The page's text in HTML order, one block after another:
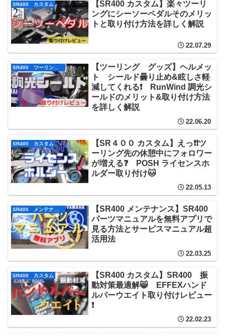
SR400 カスタム
【SR400 カスタム】楽々ツーリ
ングにシーソーペダルそのメリッ
トと取り付け方法を詳しく解説
22.07.29
【ツーリング グッズ】ヘルメッ
ト シールド曇り止め&眩しさ軽
減してくれる❗ RunWind 調光シ
ールドのメリット&取り付け方法
を詳しく解説
22.06.20
SR400 カスタム
【SR４００ カスタム】えっ❗❗ツ
ーリング先の休憩中にフォロワー
が増える❓ POSH ライセンスホ
ルダー取り付け🐱
22.05.13
SR400 メンテナンス
【SR400 メンテナンス】SR400
パーツマニュアルを無料アプリで
見る方法とサービスマニュアル超
活用法
22.03.25
SR400 カスタム
【SR400 カスタム】SR400 振
動対策最適解😸 EFFEXハンド
ルバーウエイト取り付けレビュー
❗
22.02.23